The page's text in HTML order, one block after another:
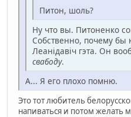
Питон, шоль?
Ну что вы. Питоненко
Собственно, почему бы
Леанiдавiч гэта. Он
свабоду.
А... Я его плохо помню.
Это тот любитель
напиваться и потом желать